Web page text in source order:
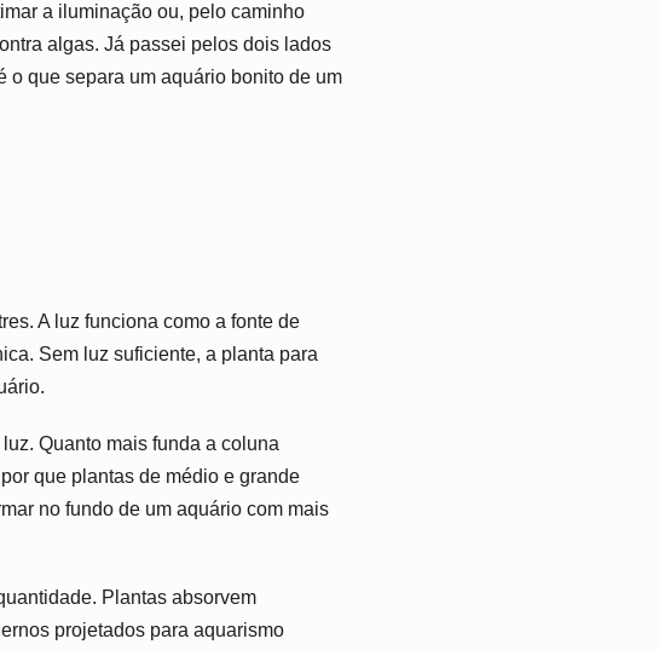
a iluminação ou, pelo caminho
algas. Já passei pelos dois lados
o que separa um aquário bonito de um
A luz funciona como a fonte de
Sem luz suficiente, a planta para
Quanto mais funda a coluna
que plantas de médio e grande
no fundo de um aquário com mais
Plantas absorvem
projetados para aquarismo